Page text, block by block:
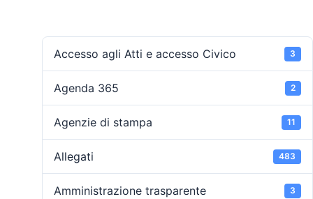
Accesso agli Atti e accesso Civico 3
Agenda 365 2
Agenzie di stampa 11
Allegati 483
Amministrazione trasparente 3